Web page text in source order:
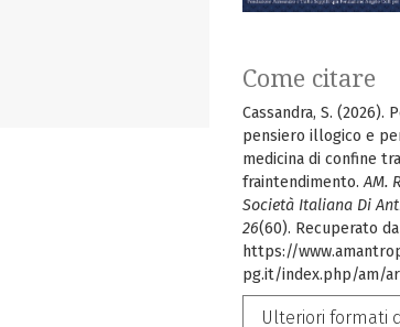
Come citare
Cassandra, S. (2026).
pensiero illogico e
medicina di confine
fraintendimento.AM.
Società Italiana Di
26(60). Recuperato da
https://
pg.it/index.php/am/
Ulteriori formati